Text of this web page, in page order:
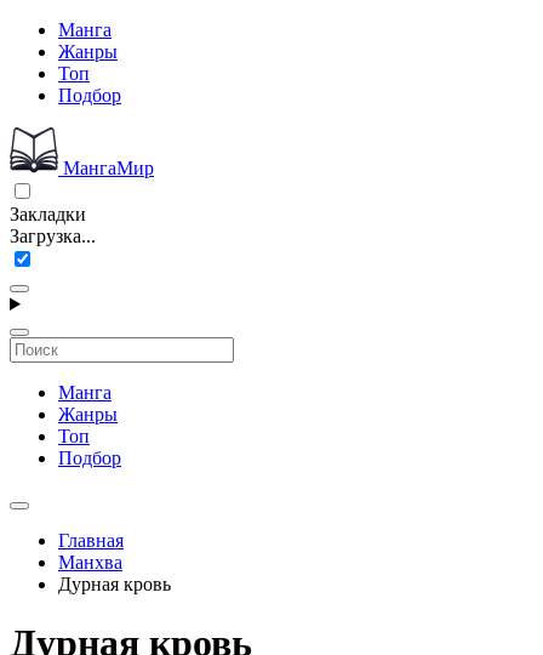
Манга
Жанры
Топ
Подбор
МангаМир
Закладки
Загрузка...
Манга
Жанры
Топ
Подбор
Главная
Манхва
Дурная кровь
Дурная кровь